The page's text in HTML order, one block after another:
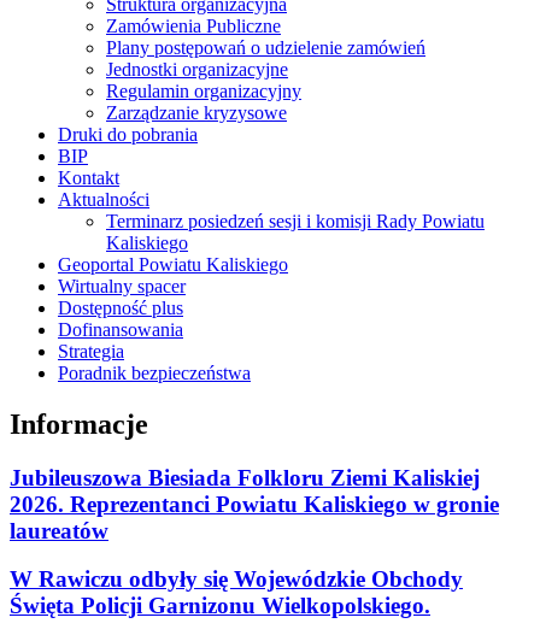
Struktura organizacyjna
Zamówienia Publiczne
Plany postępowań o udzielenie zamówień
Jednostki organizacyjne
Regulamin organizacyjny
Zarządzanie kryzysowe
Druki do pobrania
BIP
Kontakt
Aktualności
Terminarz posiedzeń sesji i komisji Rady Powiatu
Kaliskiego
Geoportal Powiatu Kaliskiego
Wirtualny spacer
Dostępność plus
Dofinansowania
Strategia
Poradnik bezpieczeństwa
Informacje
Jubileuszowa Biesiada Folkloru Ziemi Kaliskiej
2026. Reprezentanci Powiatu Kaliskiego w gronie
laureatów
W Rawiczu odbyły się Wojewódzkie Obchody
Święta Policji Garnizonu Wielkopolskiego.